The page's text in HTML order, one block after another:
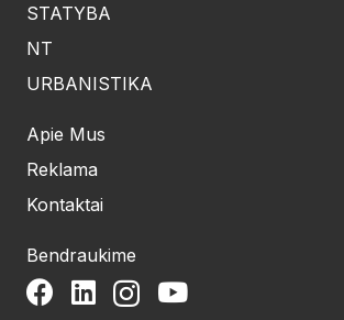
STATYBA
NT
URBANISTIKA
Apie Mus
Reklama
Kontaktai
Bendraukime